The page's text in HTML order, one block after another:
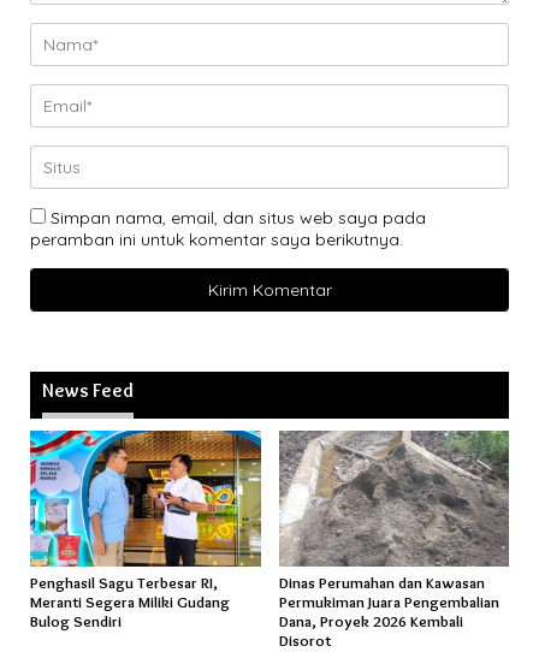
Simpan nama, email, dan situs web saya pada
peramban ini untuk komentar saya berikutnya.
News Feed
Penghasil Sagu Terbesar RI,
Meranti Segera Miliki Gudang
Bulog Sendiri
Dinas Perumahan dan Kawasan
Permukiman Juara Pengembalian
Dana, Proyek 2026 Kembali
Disorot